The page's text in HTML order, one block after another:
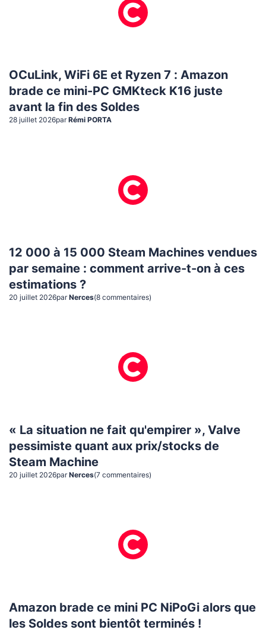
OCuLink, WiFi 6E et Ryzen 7 : Amazon
brade ce mini-PC GMKteck K16 juste
avant la fin des Soldes
28 juillet 2026par Rémi PORTA
12 000 à 15 000 Steam Machines vendues
par semaine : comment arrive-t-on à ces
estimations ?
20 juillet 2026par Nerces(8 commentaires)
« La situation ne fait qu'empirer », Valve
pessimiste quant aux prix/stocks de
Steam Machine
20 juillet 2026par Nerces(7 commentaires)
Amazon brade ce mini PC NiPoGi alors que
les Soldes sont bientôt terminés !